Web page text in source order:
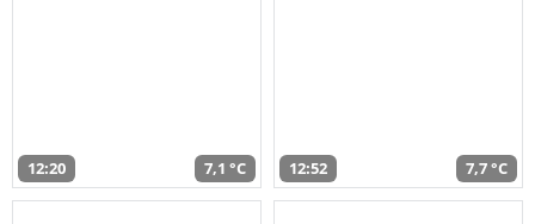
12:20 7,1 °C 12:52 7,7 °C